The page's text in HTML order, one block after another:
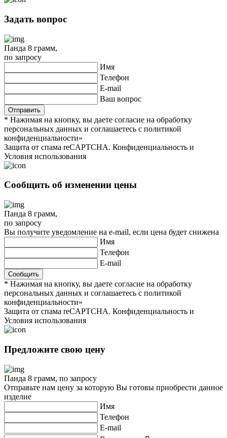
Задать вопрос
Панда 8 грамм,
по запросу
Имя
Телефон
E-mail
Ваш вопрос
* Нажимая на кнопку, вы даете согласие на обработку
персональных данных и соглашаетесь c политикой
конфиденциальности»
Защита от спама reCAPTCHA. Конфиденциальность и
Условия использования
Сообщить об изменении цены
Панда 8 грамм,
по запросу
Вы получите уведомление на e-mail, если цена будет снижена
Имя
Телефон
E-mail
* Нажимая на кнопку, вы даете согласие на обработку
персональных данных и соглашаетесь c политикой
конфиденциальности»
Защита от спама reCAPTCHA. Конфиденциальность и
Условия использования
Предложите свою цену
Панда 8 грамм, по запросу
Отправьте нам цену за которую Вы готовы приобрести данное
изделие
Имя
Телефон
E-mail